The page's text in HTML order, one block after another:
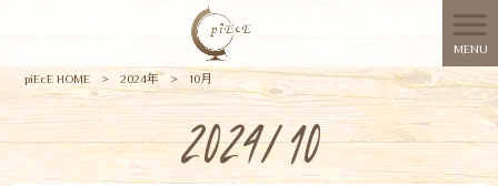
MENU
piEcE HOME > 2024年 > 10月
2024/10